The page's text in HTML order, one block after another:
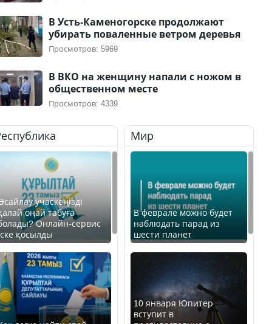
В Усть-Каменогорске продолжают
убирать поваленные ветром деревья
Просмотров: 5969
В ВКО на женщину напали с ножом в
общественном месте
Просмотров: 4339
учаскеңізді
оңай табуға
Онлайн-сервис
қосылды
Мир
В феврале можно будет
наблюдать парад из
шести планет
10 января Юпитер
вступит в